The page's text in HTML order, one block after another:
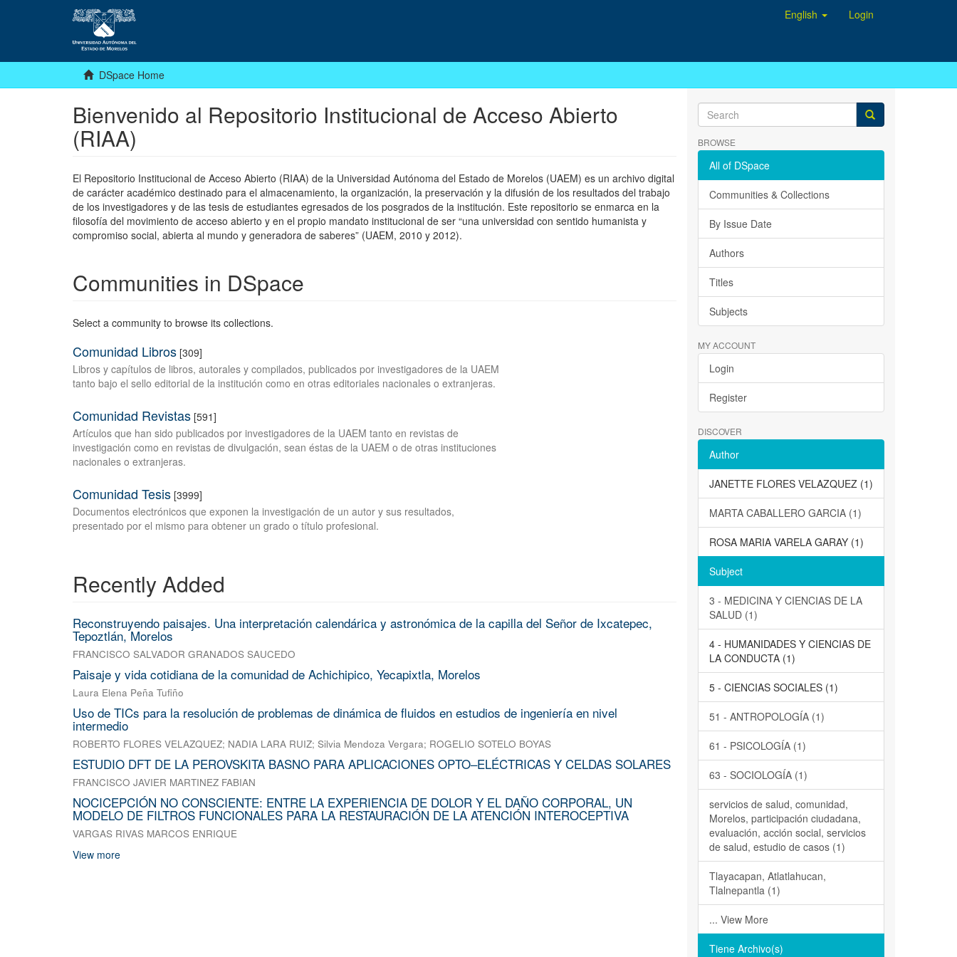
English Login
DSpace Home
Bienvenido al Repositorio Institucional de Acceso Abierto
(RIAA)
El Repositorio Institucional de Acceso Abierto (RIAA) de la Universidad Autónoma del Estado de Morelos (UAEM) es un archivo digital
de carácter académico destinado para el almacenamiento, la organización, la preservación y la difusión de los resultados del trabajo
de los investigadores y de las tesis de estudiantes egresados de los posgrados de la institución. Este repositorio se enmarca en la
filosofía del movimiento de acceso abierto y en el propio mandato institucional de ser “una universidad con sentido humanista y
compromiso social, abierta al mundo y generadora de saberes” (UAEM, 2010 y 2012).
Communities in DSpace
Select a community to browse its collections.
Comunidad Libros [309]
Libros y capítulos de libros, autorales y compilados, publicados por investigadores de la UAEM
tanto bajo el sello editorial de la institución como en otras editoriales nacionales o extranjeras.
Comunidad Revistas [591]
Artículos que han sido publicados por investigadores de la UAEM tanto en revistas de
investigación como en revistas de divulgación, sean éstas de la UAEM o de otras instituciones
nacionales o extranjeras.
Comunidad Tesis [3999]
Documentos electrónicos que exponen la investigación de un autor y sus resultados,
presentado por el mismo para obtener un grado o título profesional.
Recently Added
Reconstruyendo paisajes. Una interpretación calendárica y astronómica de la capilla del Señor de Ixcatepec,
Tepoztlán, Morelos
FRANCISCO SALVADOR GRANADOS SAUCEDO
Paisaje y vida cotidiana de la comunidad de Achichipico, Yecapixtla, Morelos
Laura Elena Peña Tufiño
Uso de TICs para la resolución de problemas de dinámica de fluidos en estudios de ingeniería en nivel
intermedio
ROBERTO FLORES VELAZQUEZ; NADIA LARA RUIZ; Silvia Mendoza Vergara; ROGELIO SOTELO BOYAS
ESTUDIO DFT DE LA PEROVSKITA BASNO PARA APLICACIONES OPTO–ELÉCTRICAS Y CELDAS SOLARES
FRANCISCO JAVIER MARTINEZ FABIAN
NOCICEPCIÓN NO CONSCIENTE: ENTRE LA EXPERIENCIA DE DOLOR Y EL DAÑO CORPORAL, UN
MODELO DE FILTROS FUNCIONALES PARA LA RESTAURACIÓN DE LA ATENCIÓN INTEROCEPTIVA
VARGAS RIVAS MARCOS ENRIQUE
View more
BROWSE
All of DSpace
Communities & Collections
By Issue Date
Authors
Titles
Subjects
MY ACCOUNT
Login
Register
DISCOVER
Author
JANETTE FLORES VELAZQUEZ (1)
MARTA CABALLERO GARCIA (1)
ROSA MARIA VARELA GARAY (1)
Subject
3 - MEDICINA Y CIENCIAS DE LA
SALUD (1)
4 - HUMANIDADES Y CIENCIAS DE
LA CONDUCTA (1)
5 - CIENCIAS SOCIALES (1)
51 - ANTROPOLOGÍA (1)
61 - PSICOLOGÍA (1)
63 - SOCIOLOGÍA (1)
servicios de salud, comunidad,
Morelos, participación ciudadana,
evaluación, acción social, servicios
de salud, estudio de casos (1)
Tlayacapan, Atlatlahucan,
Tlalnepantla (1)
... View More
Tiene Archivo(s)